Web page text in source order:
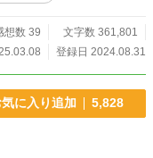
想数 39
文字数 361,801
登録日 2024.08.31
気に入り追加 5,828